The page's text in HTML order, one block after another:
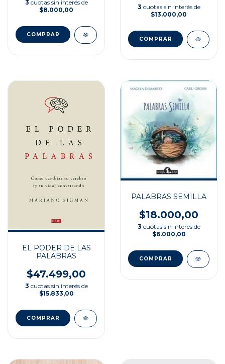
3 cuotas sin interés de
$8.000,00
3 cuotas sin interés de
$13.000,00
EL PODER DE LAS
PALABRAS
$47.499,00
3 cuotas sin interés de
$15.833,00
PALABRAS SEMILLA
$18.000,00
3 cuotas sin interés de
$6.000,00